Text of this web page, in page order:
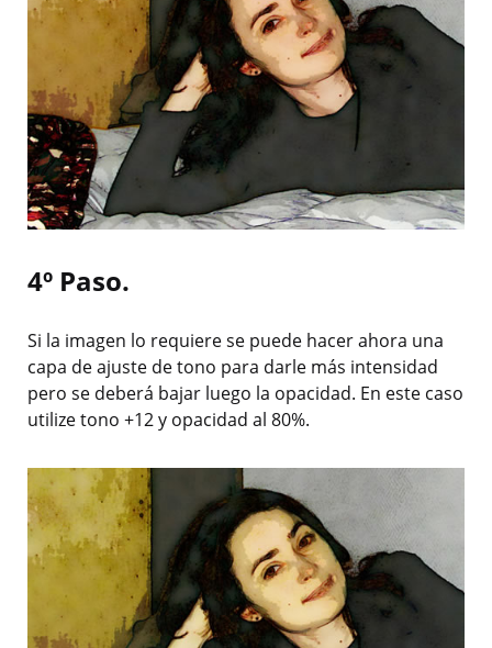
4º Paso.
Si la imagen lo requiere se puede hacer ahora una
capa de ajuste de tono para darle más intensidad
pero se deberá bajar luego la opacidad. En este caso
utilize tono +12 y opacidad al 80%.